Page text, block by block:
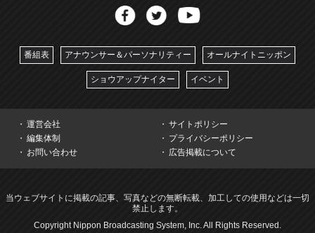
番組表 アナウンサー＆パーソナリティー オールナイトニッポン
ショウアップナイター イベント
運営会社
サイトポリシー
編集体制
プライバシーポリシー
お問い合わせ
広告掲載について
当ウェブサイトに掲載の記事、写真などの無断転載、加工しての使用などは一切
禁止します。
Copyright Nippon Broadcasting System, Inc. All Rights Reserved.